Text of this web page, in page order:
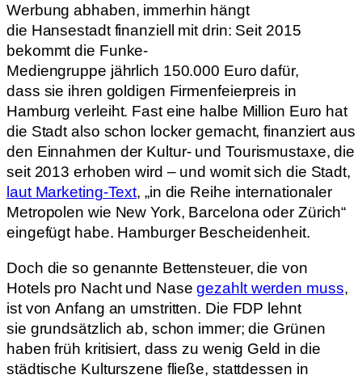
Werbung abhaben, immerhin hängt
die Hansestadt finanziell mit drin: Seit 2015
bekommt die Funke-
Mediengruppe jährlich 150.000 Euro dafür,
dass sie ihren goldigen Firmenfeierpreis in
Hamburg verleiht. Fast eine halbe Million Euro hat
die Stadt also schon locker gemacht, finanziert aus
den Einnahmen der Kultur- und Tourismustaxe, die
seit 2013 erhoben wird – und womit sich die Stadt,
laut Marketing-Text, „in die Reihe internationaler
Metropolen wie New York, Barcelona oder Zürich“
eingefügt habe. Hamburger Bescheidenheit.
Doch die so genannte Bettensteuer, die von
Hotels pro Nacht und Nasegezahlt werden muss,
ist von Anfang an umstritten. Die FDP lehnt
sie grundsätzlich ab, schon immer; die Grünen
haben früh kritisiert, dass zu wenig Geld in die
städtische Kulturszene fließe, stattdessen in